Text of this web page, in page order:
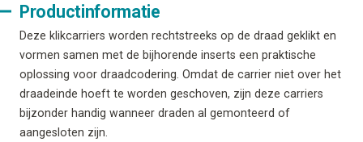
Productinformatie
Deze klikcarriers worden rechtstreeks op de draad geklikt en
vormen samen met de bijhorende inserts een praktische
oplossing voor draadcodering. Omdat de carrier niet over het
draadeinde hoeft te worden geschoven, zijn deze carriers
bijzonder handig wanneer draden al gemonteerd of
aangesloten zijn.